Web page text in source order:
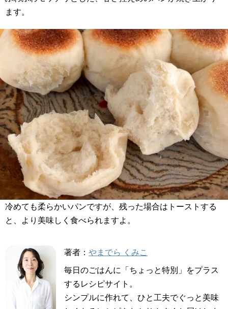
ます。
冷めても柔らかいパンですが、残った場合はトーストする
と、より美味しく食べられますよ。
著者： やまでら くみこ
毎日のごはんに「ちょっと特別」をプラス
するレシピサイト。
シンプルに作れて、ひと工夫でぐっと美味